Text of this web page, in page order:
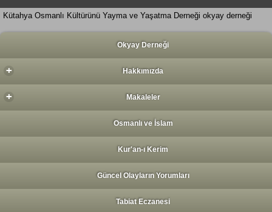
Kütahya Osmanlı Kültürünü Yayma ve Yaşatma Derneği okyay derneği
Okyay Derneği
+ Hakkımızda
+ Makaleler
Osmanlı ve İslam
Kur'an-ı Kerim
Güncel Olayların Yorumları
Tabiat Eczanesi